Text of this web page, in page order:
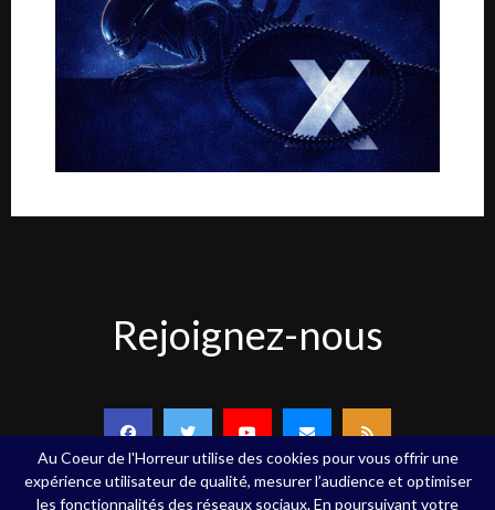
nous
Rejoignez-nous
Au Coeur de l'Horreur utilise des cookies pour vous offrir une
expérience utilisateur de qualité, mesurer l’audience et optimiser
les fonctionnalités des réseaux sociaux. En poursuivant votre